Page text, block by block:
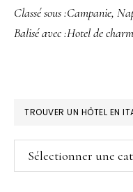
Classé sous :Campanie,
Balisé avec :Hotel de
BARRE
LATÉRALE
TROUVER UN HÔTEL EN
Trouver
un